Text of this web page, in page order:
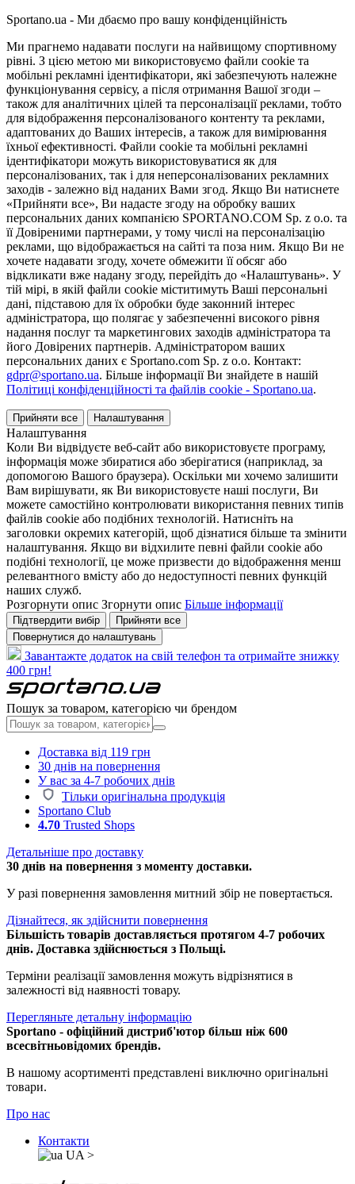
Sportano.ua - Ми дбаємо про вашу конфіденційність
Ми прагнемо надавати послуги на найвищому спортивному
рівні. З цією метою ми використовуємо файли cookie та
мобільні рекламні ідентифікатори, які забезпечують належне
функціонування сервісу, а після отримання Вашої згоди –
також для аналітичних цілей та персоналізації реклами, тобто
для відображення персоналізованого контенту та реклами,
адаптованих до Ваших інтересів, а також для вимірювання
їхньої ефективності. Файли cookie та мобільні рекламні
ідентифікатори можуть використовуватися як для
персоналізованих, так і для неперсоналізованих рекламних
заходів - залежно від наданих Вами згод. Якщо Ви натиснете
«Прийняти все», Ви надасте згоду на обробку ваших
персональних даних компанією SPORTANO.COM Sp. z o.o. та
її Довіреними партнерами, у тому числі на персоналізацію
реклами, що відображається на сайті та поза ним. Якщо Ви не
хочете надавати згоду, хочете обмежити її обсяг або
відкликати вже надану згоду, перейдіть до «Налаштувань». У
тій мірі, в якій файли cookie міститимуть Ваші персональні
дані, підставою для їх обробки буде законний інтерес
адміністратора, що полягає у забезпеченні високого рівня
надання послуг та маркетингових заходів адміністратора та
його Довірених партнерів. Адміністратором ваших
персональних даних є Sportano.com Sp. z o.o. Контакт:
gdpr@sportano.ua. Більше інформації Ви знайдете в нашій
Політиці конфіденційності та файлів cookie - Sportano.ua.
Прийняти все Налаштування
Налаштування
Коли Ви відвідуєте веб-сайт або використовуєте програму,
інформація може збиратися або зберігатися (наприклад, за
допомогою Вашого браузера). Оскільки ми хочемо залишити
Вам вирішувати, як Ви використовуєте наші послуги, Ви
можете самостійно контролювати використання певних типів
файлів cookie або подібних технологій. Натисніть на
заголовки окремих категорій, щоб дізнатися більше та змінити
налаштування. Якщо ви відхилите певні файли cookie або
подібні технології, це може призвести до відображення менш
релевантного вмісту або до недоступності певних функцій
наших служб.
Розгорнути опис Згорнути опис Більше інформації
Підтвердити вибір
Прийняти все
Повернутися до налаштувань
Завантажте додаток на свій телефон та отримайте знижку
400 грн!
Пошук за товаром, категорією чи брендом
Доставка від 119 грн
30 днів на повернення
У вас за 4-7 робочих днів
Тільки оригінальна продукція
Sportano Club
4.70 Trusted Shops
Детальніше про доставку
30 днів на повернення з моменту доставки.
У разі повернення замовлення митний збір не повертається.
Дізнайтеся, як здійснити повернення
Більшість товарів доставляється протягом 4-7 робочих
днів. Доставка здійснюється з Польщі.
Терміни реалізації замовлення можуть відрізнятися в
залежності від наявності товару.
Перегляньте детальну інформацію
Sportano - офіційний дистриб'ютор більш ніж 600
всесвітньовідомих брендів.
В нашому асортименті представлені виключно оригінальні
товари.
Про нас
Контакти
UA >